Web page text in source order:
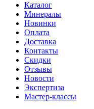
Каталог
Минералы
Новинки
Оплата
Доставка
Контакты
Скидки
Отзывы
Новости
Экспертиза
Мастер-классы